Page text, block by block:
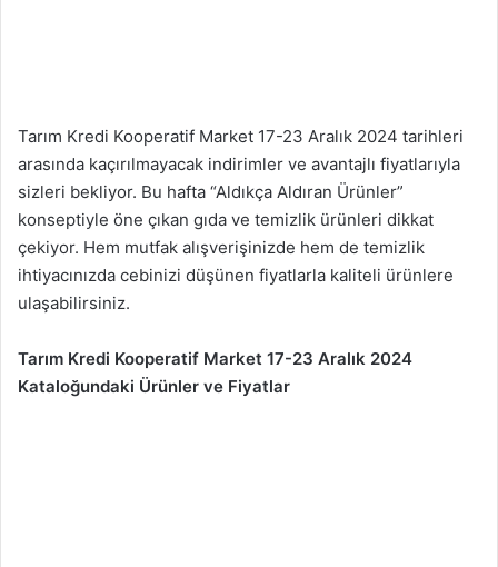
Tarım Kredi Kooperatif Market 17-23 Aralık 2024 tarihleri
arasında kaçırılmayacak indirimler ve avantajlı fiyatlarıyla
sizleri bekliyor. Bu hafta “Aldıkça Aldıran Ürünler”
konseptiyle öne çıkan gıda ve temizlik ürünleri dikkat
çekiyor. Hem mutfak alışverişinizde hem de temizlik
ihtiyacınızda cebinizi düşünen fiyatlarla kaliteli ürünlere
ulaşabilirsiniz.
Tarım Kredi Kooperatif Market 17-23 Aralık 2024
Kataloğundaki Ürünler ve Fiyatlar